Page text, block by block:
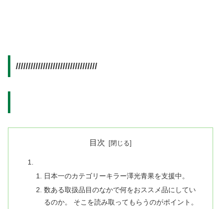
/////////////////////////////////
目次
日本一のカテゴリーキラー澤光青果を支援中。
数ある取扱品目のなかで何をおススメ品にしてい
るのか。 そこを読み取ってもらうのがポイント。